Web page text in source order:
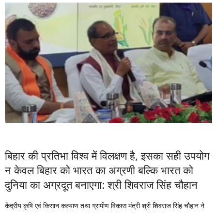
बिहार की प्रतिभा विश्व में विलक्षण है, इसका सही उपयोग
न केवल बिहार को भारत का अग्रणी बल्कि भारत को
दुनिया का अग्रदूत बनाएगा: श्री शिवराज सिंह चौहान
केंद्रीय कृषि एवं किसान कल्याण तथा ग्रामीण विकास मंत्री श्री शिवराज सिंह चौहान ने